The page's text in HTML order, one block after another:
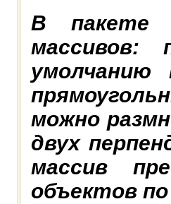
В пакете
массивов:
умолчанию
можно
двух
массив
объектов